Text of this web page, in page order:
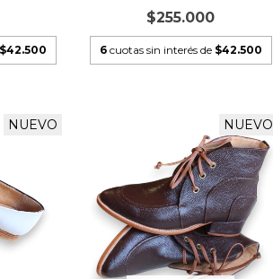
$42.500
$255.000
6 cuotas sin interés de $42.500
NUEVO NUEVO